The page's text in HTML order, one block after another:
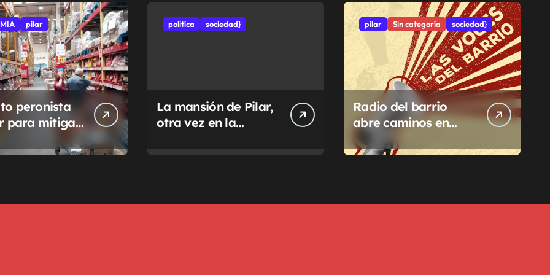
pilar
peronista
para mitigar
politíca sociedad}
La mansión de Pilar,
otra vez en la
pilar Sin categoría sociedad}
Radio del barrio
abre caminos en